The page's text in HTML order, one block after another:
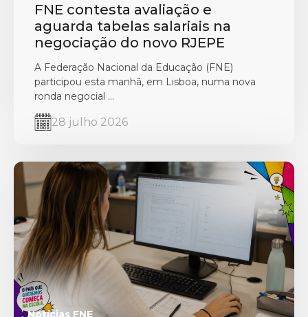
FNE contesta avaliação e
aguarda tabelas salariais na
negociação do novo RJEPE
A Federação Nacional da Educação (FNE)
participou esta manhã, em Lisboa, numa nova
ronda negocial ...
28 julho 2026
Notícias FNE